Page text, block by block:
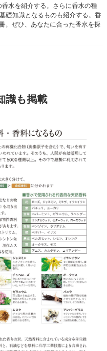
水を紹介する。さらに香水の種
礎知識となるものも紹介する。香
。ぜひ、あなたに合った香水を探
識も掲載